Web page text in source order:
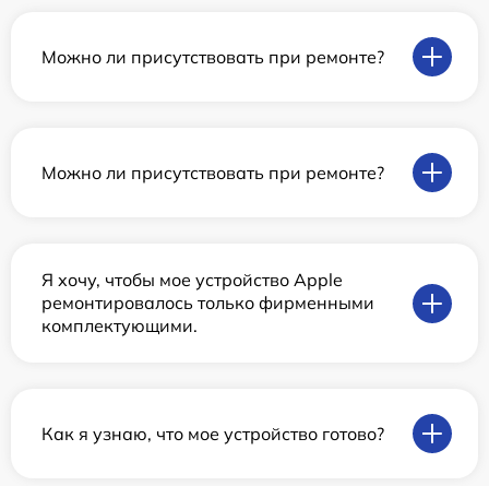
Можно ли присутствовать при ремонте?
Можно ли присутствовать при ремонте?
Я хочу, чтобы мое устройство Apple
ремонтировалось только фирменными
комплектующими.
Как я узнаю, что мое устройство готово?